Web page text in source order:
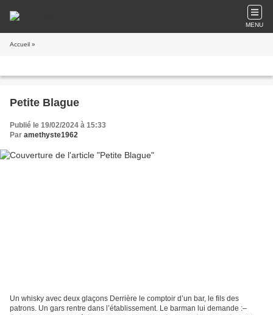
MENU
Accueil »
Petite Blague
Publié le 19/02/2024 à 15:33
Par amethyste1962
Un whisky avec deux glaçons Derrière le comptoir d’un bar, le fils des
patrons. Un gars rentre dans l’établissement. Le barman lui demande :–